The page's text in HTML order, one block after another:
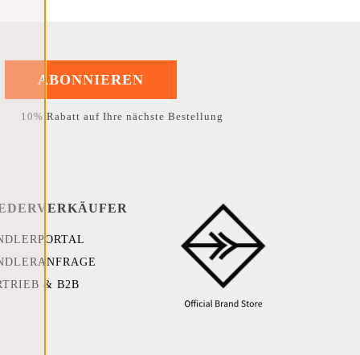
ABONNIEREN
10% Rabatt auf Ihre nächste Bestellung
& B2B